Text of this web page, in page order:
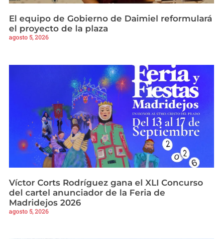
El equipo de Gobierno de Daimiel reformulará
el proyecto de la plaza
agosto 5, 2026
Víctor Corts Rodríguez gana el XLI Concurso
del cartel anunciador de la Feria de
Madridejos 2026
agosto 5, 2026